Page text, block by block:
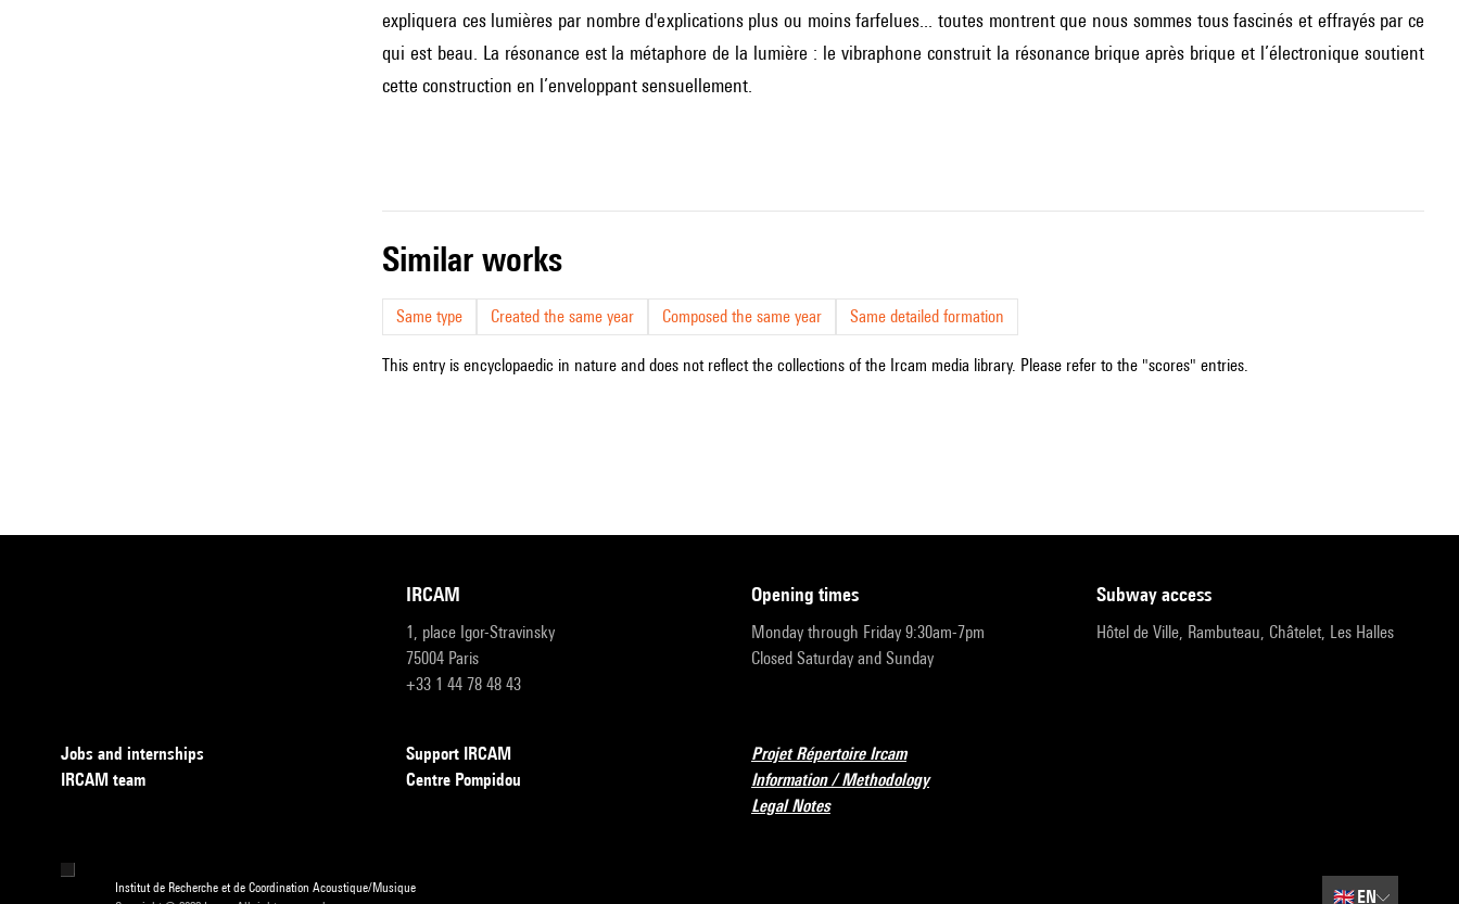
expliquera ces lumières par nombre d'explications plus ou moins farfelues... toutes montrent que nous sommes tous fascinés et effrayés par ce
qui est beau. La résonance est la métaphore de la lumière : le vibraphone construit la résonance brique après brique et l’électronique soutient
cette construction en l’enveloppant sensuellement.
similar works
Same type Created the same year Composed the same year Same detailed formation
This entry is encyclopaedic in nature and does not reflect the collections of the Ircam media library. Please refer to the "scores" entries.
IRCAM
1, place Igor-Stravinsky
75004 Paris
+33 1 44 78 48 43
opening times
Monday through Friday 9:30am-7pm
Closed Saturday and Sunday
subway access
Hôtel de Ville, Rambuteau, Châtelet, Les Halles
Jobs and internships
IRCAM team
Support IRCAM
Centre Pompidou
Projet Répertoire Ircam
Information / Methodology
Legal Notes
Institut de Recherche et de Coordination Acoustique/Musique
🇬🇧EN